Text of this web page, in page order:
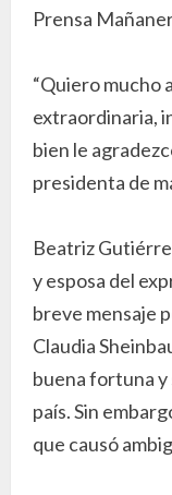
Prensa
“Quiero mucho
extraordinaria,
bien le
presidenta de
Beatriz
y esposa del
breve mensaje
Claudia
buena fortuna y
país. Sin
que causó